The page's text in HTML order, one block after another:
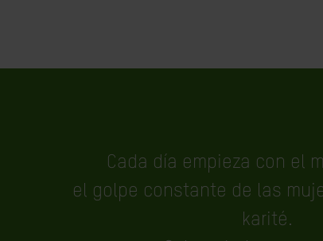
Cada día empieza con el
el golpe constante de las
karité.